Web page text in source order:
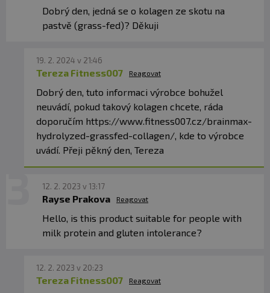
Dobrý den, jedná se o kolagen ze skotu na
pastvě (grass-fed)? Děkuji
19. 2. 2024 v 21:46
Tereza Fitness007 Reagovat
Dobrý den, tuto informaci výrobce bohužel
neuvádí, pokud takový kolagen chcete, ráda
doporučím https://www.fitness007.cz/brainmax-
hydrolyzed-grassfed-collagen/, kde to výrobce
uvádí. Přeji pěkný den, Tereza
12. 2. 2023 v 13:17
Rayse Prakova Reagovat
Hello, is this product suitable for people with
milk protein and gluten intolerance?
12. 2. 2023 v 20:23
Tereza Fitness007 Reagovat